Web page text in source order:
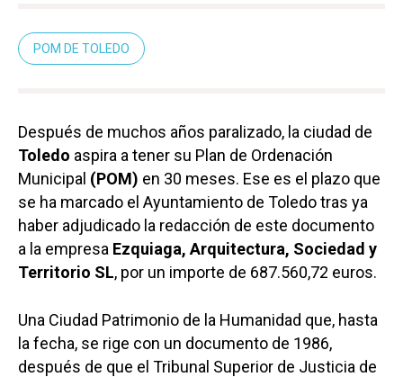
POM DE TOLEDO
Después de muchos años paralizado, la ciudad de
Toledo aspira a tener su Plan de Ordenación
Municipal (POM) en 30 meses. Ese es el plazo que
se ha marcado el Ayuntamiento de Toledo tras ya
haber adjudicado la redacción de este documento
a la empresa Ezquiaga, Arquitectura, Sociedad y
Territorio SL, por un importe de 687.560,72 euros.
Una Ciudad Patrimonio de la Humanidad que, hasta
la fecha, se rige con un documento de 1986,
después de que el Tribunal Superior de Justicia de